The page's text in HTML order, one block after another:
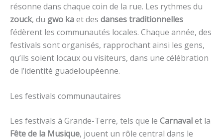
résonne dans chaque coin de la rue. Les rythmes du
zouck, du gwo kaet des danses traditionnelles
fédèrent les communautés locales. Chaque année, des
festivals sont organisés, rapprochant ainsi les gens,
qu’ils soient locaux ou visiteurs, dans une célébration
de l’identité guadeloupéenne.
Les festivals communautaires
Les festivals à Grande-Terre, tels que le Carnavalet la
Fête de la Musique, jouent un rôle central dans le